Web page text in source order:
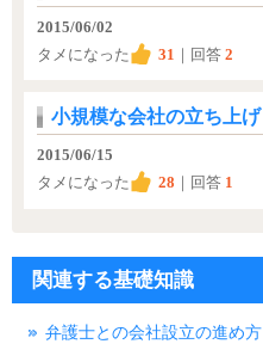
2015/06/02
タメになった
31 ｜回答 2
小規模な会社の立ち上げ
2015/06/15
タメになった
28 ｜回答 1
関連する基礎知識
弁護士との会社設立の進め方